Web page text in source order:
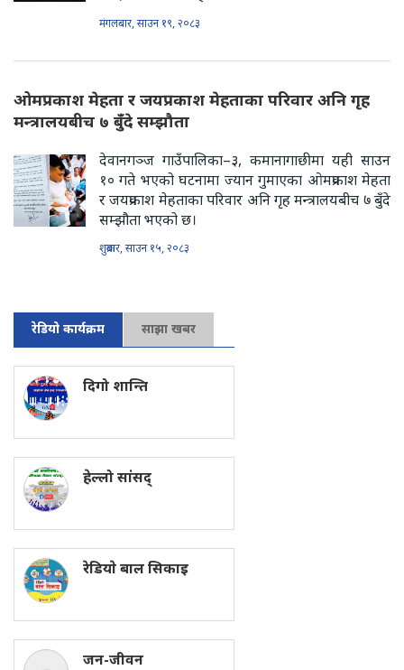
मंगलबार, साउन १९, २०८३
ओमप्रकाश मेहता र जयप्रकाश मेहताका परिवार अनि गृह
मन्त्रालयबीच ७ बुँदे सम्झौता
देवानगञ्ज गाउँपालिका–३, कमानागाछीमा यही साउन
१० गते भएको घटनामा ज्यान गुमाएका ओमप्रकाश मेहता
र जयप्रकाश मेहताका परिवार अनि गृह मन्त्रालयबीच ७ बुँदे
सम्झौता भएको छ।
शुक्रबार, साउन १५, २०८३
रेडियो कार्यक्रम साझा खबर
दिगो शान्ति
हेल्लो सांसद्
रेडियाे बाल सिकाइ
जन-जीवन